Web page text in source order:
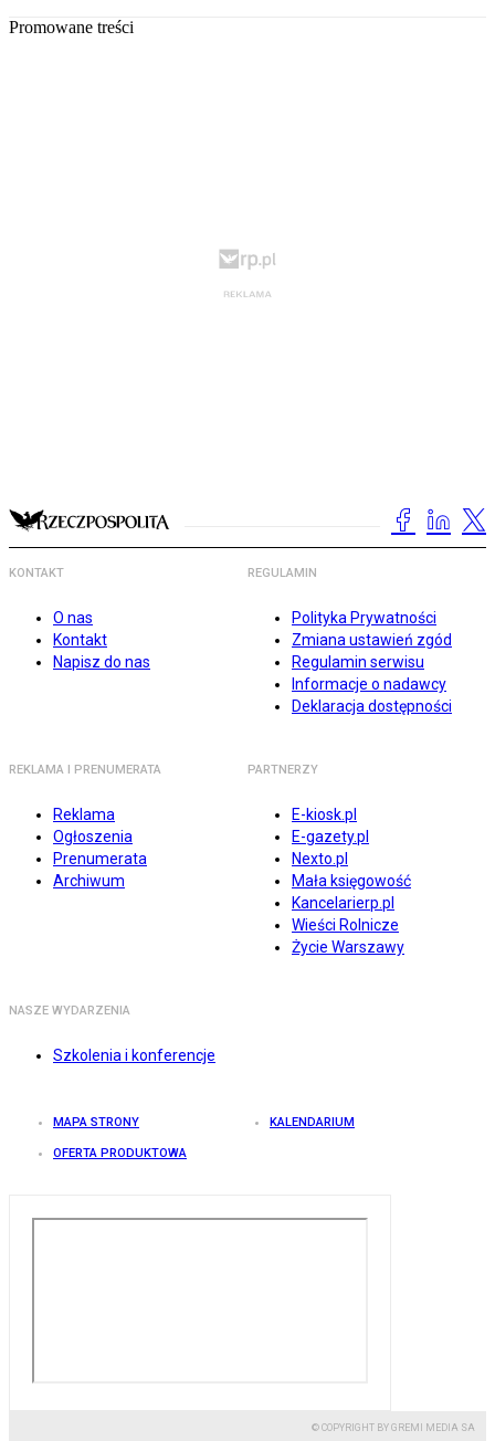
Promowane treści
KONTAKT
O nas
Kontakt
Napisz do nas
REGULAMIN
Polityka Prywatności
Zmiana ustawień zgód
Regulamin serwisu
Informacje o nadawcy
Deklaracja dostępności
REKLAMA I PRENUMERATA
Reklama
Ogłoszenia
Prenumerata
Archiwum
PARTNERZY
E-kiosk.pl
E-gazety.pl
Nexto.pl
Mała księgowość
Kancelarierp.pl
Wieści Rolnicze
Życie Warszawy
NASZE WYDARZENIA
Szkolenia i konferencje
MAPA STRONY KALENDARIUM
OFERTA PRODUKTOWA
© COPYRIGHT BY GREMI MEDIA SA